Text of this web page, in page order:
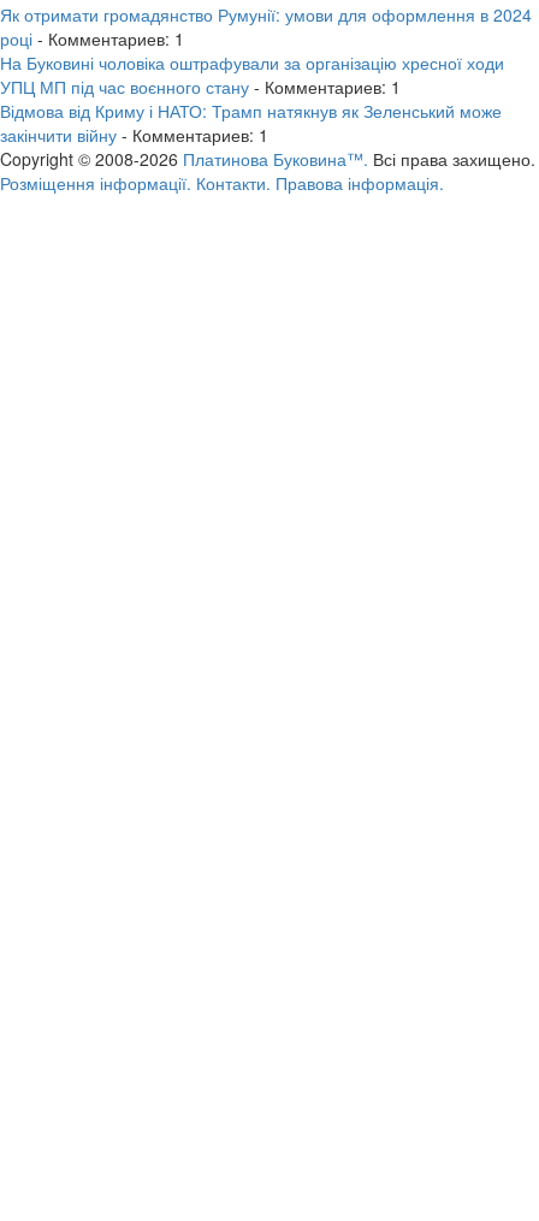
Як отримати громадянство Румунії: умови для оформлення в 2024
році - Комментариев: 1
На Буковині чоловіка оштрафували за організацію хресної ходи
УПЦ МП під час воєнного стану - Комментариев: 1
Відмова від Криму і НАТО: Трамп натякнув як Зеленський може
закінчити війну - Комментариев: 1
Copyright © 2008-2026 Платинова Буковина™. Всі права захищено.
Розміщення інформації. Контакти. Правова інформація.